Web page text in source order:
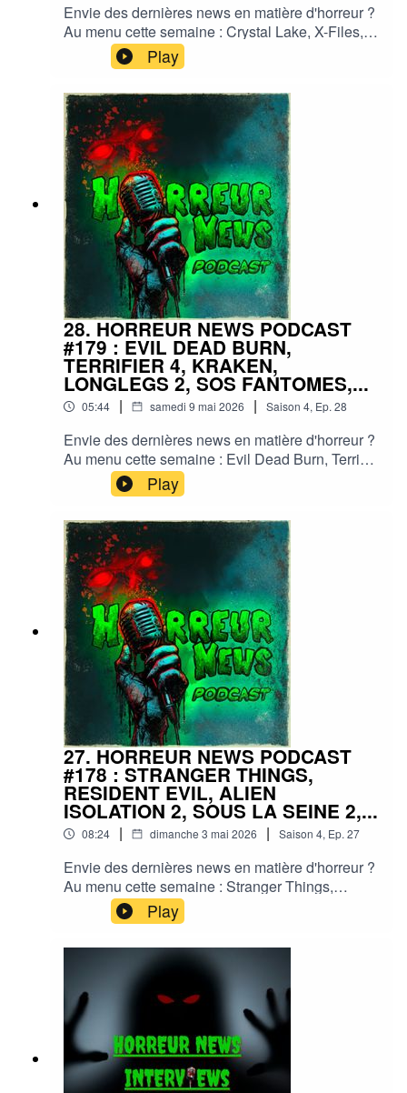
Envie des dernières news en matière d'horreur ?
Au menu cette semaine : Crystal Lake, X-Files,
Sam Raimi, Pascal Laugier, The walking dead,...
et plein d'autres actus !Sorties ciné, séries, tv,
streaming, vod, livres, jeux, podcasts...Instagram
: horreurnewspodcastFacebook : Horreur
NewsYouTube : Horreur news podcastMe
soutenir via Tipeee : https://fr.tipeee.com/horreur-
news-podcast/Bonne écoute ;)#horreur #info
#fantastique #film #serie #jeuvideo #podcast
#streaming #horreurfrance #film #horreur
#PodcastAddict #PodcastHorreur
#CultureHorreur #HorreurFrancophone
#CinemaHorreur
Play
28. HORREUR NEWS PODCAST
#179 : EVIL DEAD BURN,
TERRIFIER 4, KRAKEN,
LONGLEGS 2, SOS FANTOMES,...
05:44 | samedi 9 mai 2026 | Saison 4, Ep. 28
Envie des dernières news en matière d'horreur ?
Au menu cette semaine : Evil Dead Burn, Terrifier
4, Hocus Pocus 3, SOS Fantômes, Longlegs 2,...
et plein d'autres actus !Sorties ciné, séries, tv,
streaming, vod, livres, jeux, podcasts...Instagram
: horreurnewspodcastFacebook : Horreur
NewsYouTube : Horreur news podcastMe
soutenir via Tipeee : https://fr.tipeee.com/horreur-
news-podcast/Bonne écoute ;)#horreur #info
#fantastique #film #serie #jeuvideo #podcast
#streaming #horreurfrance #film #horreur
#PodcastAddict #PodcastHorreur
#CultureHorreur #HorreurFrancophone
#CinemaHorreur
Play
27. HORREUR NEWS PODCAST
#178 : STRANGER THINGS,
RESIDENT EVIL, ALIEN
ISOLATION 2, SOUS LA SEINE 2,...
08:24 | dimanche 3 mai 2026 | Saison 4, Ep. 27
Envie des dernières news en matière d'horreur ?
Au menu cette semaine : Stranger Things,
Resident Evil, Alien Isolation 2, La Momie 4,
Sous la Seine 2 et plein d'autres actus !Sorties
ciné, séries, tv, streaming, vod, livres, jeux,
podcasts...Instagram :
horreurnewspodcastFacebook : Horreur
NewsYouTube : Horreur news podcastMe
soutenir via Tipeee : https://fr.tipeee.com/horreur-
news-podcast/Bonne écoute ;)#horreur #info
#fantastique #film #serie #jeuvideo #podcast
#streaming #horreurfrance #film #horreur
Play